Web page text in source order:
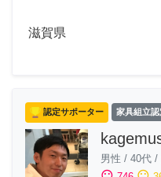
滋賀県
認定サポーター 家具組立
男性 / 40代 /